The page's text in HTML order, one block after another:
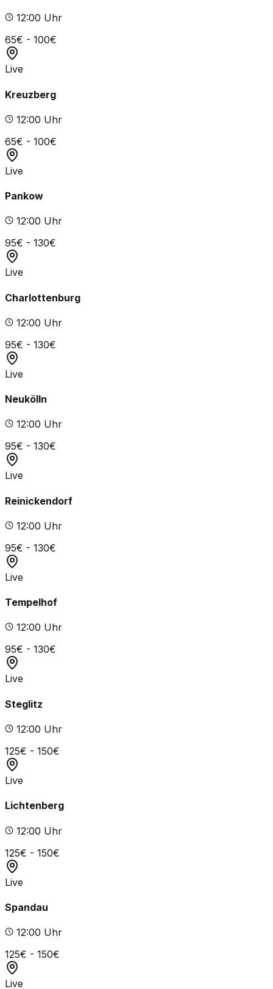
12:00 Uhr
65€ - 100€
Live
Kreuzberg
12:00 Uhr
65€ - 100€
Live
Pankow
12:00 Uhr
95€ - 130€
Live
Charlottenburg
12:00 Uhr
95€ - 130€
Live
Neukölln
12:00 Uhr
95€ - 130€
Live
Reinickendorf
12:00 Uhr
95€ - 130€
Live
Tempelhof
12:00 Uhr
95€ - 130€
Live
Steglitz
12:00 Uhr
125€ - 150€
Live
Lichtenberg
12:00 Uhr
125€ - 150€
Live
Spandau
12:00 Uhr
125€ - 150€
Live